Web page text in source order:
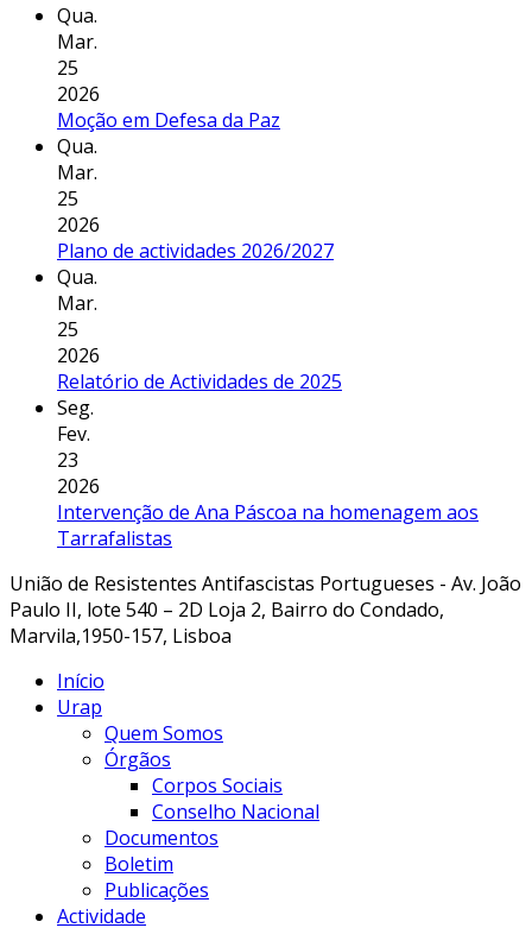
Qua.
Mar.
25
2026
Moção em Defesa da Paz
Qua.
Mar.
25
2026
Plano de actividades 2026/2027
Qua.
Mar.
25
2026
Relatório de Actividades de 2025
Seg.
Fev.
23
2026
Intervenção de Ana Páscoa na homenagem aos
Tarrafalistas
União de Resistentes Antifascistas Portugueses - Av. João
Paulo II, lote 540 – 2D Loja 2, Bairro do Condado,
Marvila,1950-157, Lisboa
Início
Urap
Quem Somos
Órgãos
Corpos Sociais
Conselho Nacional
Documentos
Boletim
Publicações
Actividade